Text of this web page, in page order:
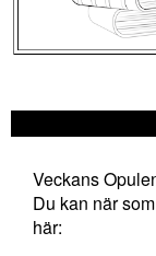
Veckans
Du kan när
här: